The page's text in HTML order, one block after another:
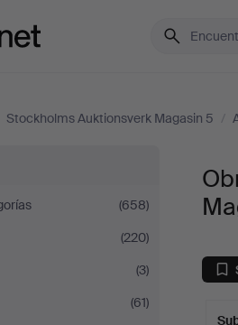
Stockholms Auktionsverk Magasin 5 /
(658)
(220)
(3)
(61)